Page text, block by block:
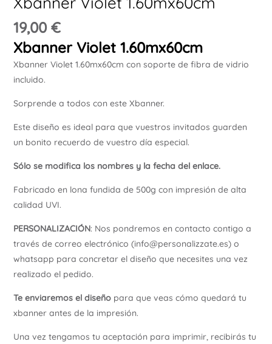
19,00 €
Xbanner Violet 1.60mx60cm
Xbanner Violet 1.60mx60cm con soporte de fibra de vidrio
incluido.
Sorprende a todos con este Xbanner.
Este diseño es ideal para que vuestros invitados guarden
un bonito recuerdo de vuestro día especial.
Sólo se modifica los nombres y la fecha del enlace.
Fabricado en lona fundida de 500g con impresión de alta
calidad UVI.
PERSONALIZACIÓN: Nos pondremos en contacto contigo a
través de correo electrónico (info@personalizzate.es) o
whatsapp para concretar el diseño que necesites una vez
realizado el pedido.
Te enviaremos el diseñopara que veas cómo quedará tu
xbanner antes de la impresión.
Una vez tengamos tu aceptación para imprimir, recibirás tu